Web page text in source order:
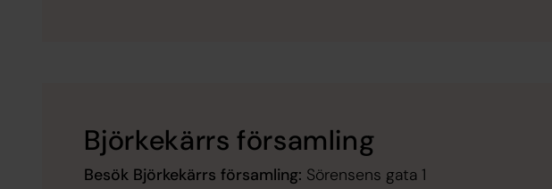
Björkekärrs församling
Besök Björkekärrs församling: Sörensens gata 1